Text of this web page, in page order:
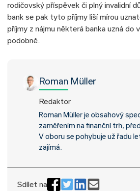
rodičovský příspěvek či plný invalidní
bank se pak tyto příjmy liší mírou
příjmy z nájmu některá banka uzná do
podobně.
Roman Müller
Redaktor
Roman Müller je obsahový
zaměřením na finanční trh,
V oboru se pohybuje už řadu
zajímá.
Sdílet na